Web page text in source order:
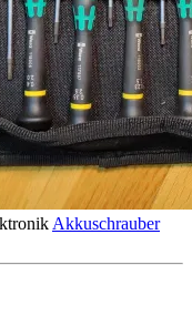
Akkuschrauber